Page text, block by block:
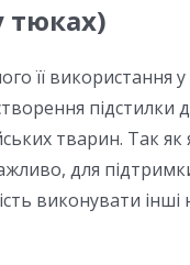
тюках)
її використання у
підстилки
тварин. Так як
для
виконувати інші